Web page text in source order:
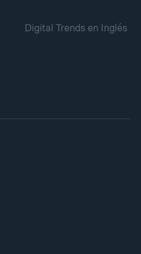
Digital Trends en Inglés